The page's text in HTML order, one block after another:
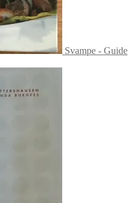
Svampe - Guide